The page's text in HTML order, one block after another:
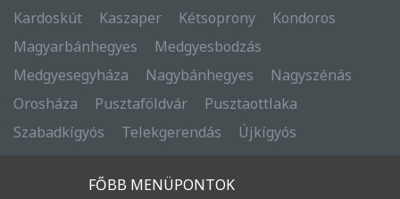
Kardoskút
Kaszaper Kétsoprony
Kondoros
Magyarbánhegyes
Medgyesbodzás
Medgyesegyháza
Nagybánhegyes
Nagyszénás
Orosháza
Pusztaföldvár
Pusztaottlaka
Szabadkígyós
Telekgerendás Újkígyós
FŐBB MENÜPONTOK